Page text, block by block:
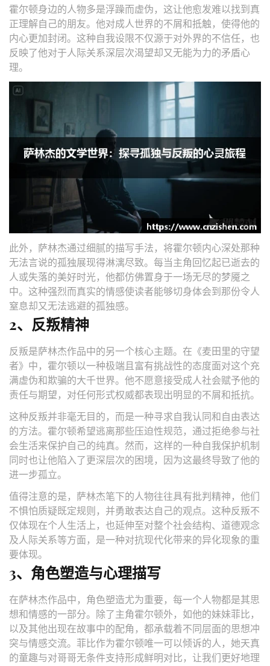
霍尔顿身边的人物多是浮躁而虚伪，这让他愈发难以找到真
正理解自己的朋友。他对成人世界的不屑和抵触，使得他的
内心更加封闭。这种自我设限不仅源于对外界的不信任，也
反映了他对于人际关系深层次渴望却又无能为力的矛盾心
理。
此外，萨林杰通过细腻的描写手法，将霍尔顿内心深处那种
无法言说的孤独展现得淋漓尽致。每当主角回忆起已逝去的
人或失落的美好时光，他都仿佛置身于一场无尽的梦魇之
中。这种强烈而真实的情感使读者能够切身体会到那份令人
窒息却又无法逃避的孤独感。
2、反叛精神
反叛是萨林杰作品中的另一个核心主题。在《麦田里的守望
者》中，霍尔顿以一种极端且富有挑战性的态度面对这个充
满虚伪和欺骗的大千世界。他不愿意接受成人社会赋予他的
责任与期望，对任何形式权威都表现出明显的不屑和抵抗。
这种反叛并非毫无目的，而是一种寻求自我认同和自由表达
的方法。霍尔顿希望逃离那些压迫性规范，通过拒绝参与社
会生活来保护自己的纯真。然而，这样的一种自我保护机制
同时也让他陷入了更深层次的困境，因为这最终导致了他的
进一步孤立。
值得注意的是，萨林杰笔下的人物往往具有批判精神，他们
不惧怕质疑既定规则，并勇敢表达自己的观点。这种反叛不
仅体现在个人生活上，也延伸至对整个社会结构、道德观念
及人际关系等方面，是一种对抗现代化带来的异化现象的重
要体现。
3、角色塑造与心理描写
在萨林杰作品中，角色塑造尤为重要，每一个人物都是其思
想和情感的一部分。除了主角霍尔顿外，如他的妹妹菲比，
以及其他出现在故事中的配角，都承载着不同层面的思想冲
突与情感交流。菲比作为霍尔顿唯一可以倾诉的人，她天真
的童趣与对哥哥无条件支持形成鲜明对比，让我们更好地理